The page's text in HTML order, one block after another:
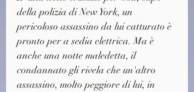
della polizia di New York, un
pericoloso assassino da lui catturato è
pronto per a sedia elettrica. Ma è
anche una notte maledetta, il
condannato gli rivela che un'altro
assassino, molto peggiore di lui, in